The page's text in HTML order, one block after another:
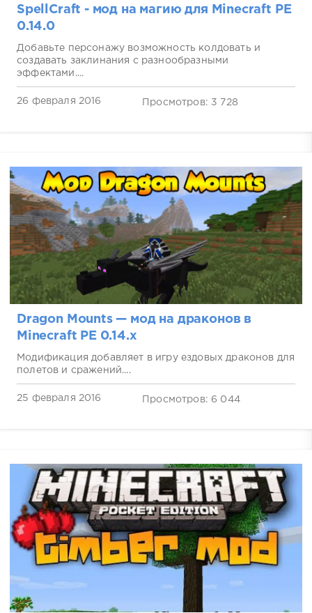
SpellCraft - мод на магию для Minecraft PE
0.14.0
Добавьте персонажу возможность колдовать и
создавать заклинания с разнообразными
эффектами....
26 февраля 2016 Просмотров: 3 728
Dragon Mounts — мод на драконов в
Minecraft PE 0.14.x
Модификация добавляет в игру ездовых драконов для
полетов и сражений....
25 февраля 2016 Просмотров: 6 044